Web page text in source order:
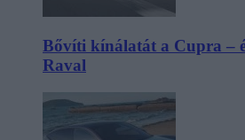
Bővíti kínálatát a Cupra –
Raval